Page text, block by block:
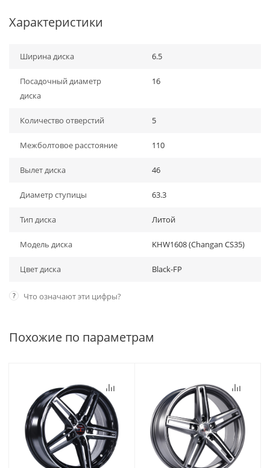
Характеристики
Ширина диска 6.5
Посадочный диаметр
диска
16
Количество отверстий 5
Межболтовое расстояние 110
Вылет диска 46
Диаметр ступицы 63.3
Тип диска Литой
Модель диска KHW1608 (Changan CS35)
Цвет диска Black-FP
? Что означают эти цифры?
Похожие по параметрам